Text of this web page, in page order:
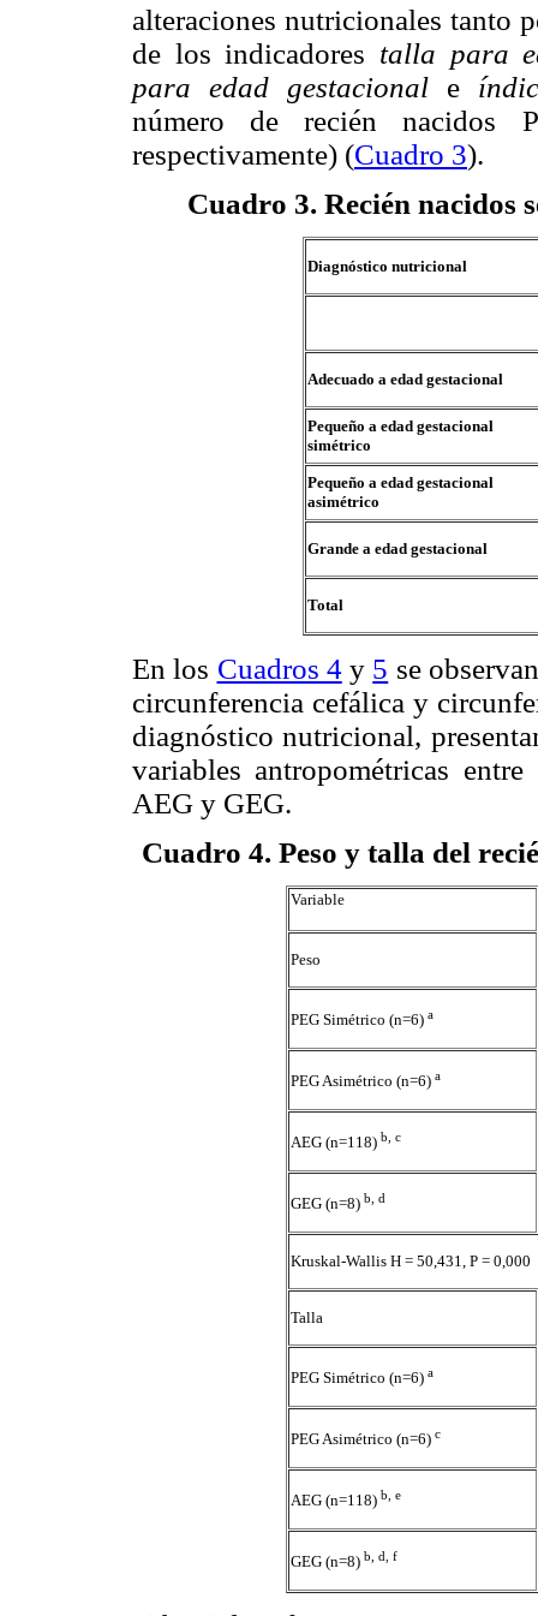
alteraciones nutricionales tanto
de los indicadores talla para
para edad gestacional e
número de recién nacidos
respectivamente) (Cuadro 3).
Cuadro 3. Recién nacidos
Diagnóstico nutricional
Adecuado a edad gestacional
Pequeño a edad gestacional
simétrico
Pequeño a edad gestacional
asimétrico
Grande a edad gestacional
Total
En los Cuadros 4y 5 se
circunferencia cefálica y
diagnóstico nutricional,
variables antropométricas
AEG y GEG.
Cuadro 4. Peso y talla del
Variable
Peso
PEG Simétrico (n=6) a
PEG Asimétrico (n=6) a
AEG (n=118) b, c
GEG (n=8) b, d
Kruskal-Wallis H = 50,431, P = 0,000
Talla
PEG Simétrico (n=6) a
PEG Asimétrico (n=6) c
AEG (n=118) b, e
GEG (n=8) b, d, f